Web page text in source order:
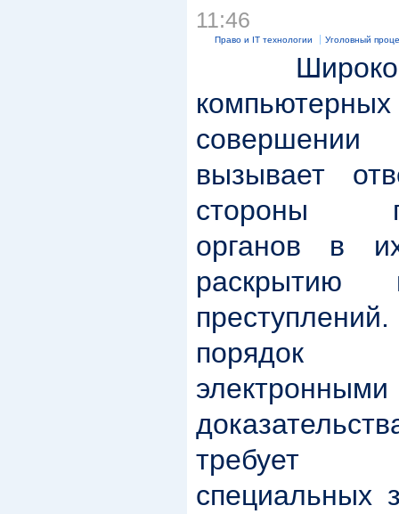
11:46
Право и IT технологии Уголовный
вызывает
стороны
органов в
раскрытию
порядок
требует
специальных